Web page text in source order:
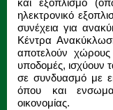
και εξοπλισμό
ηλεκτρονικό
συνέχεια για
Κέντρα
αποτελούν χώρους
υποδομές, ισχύουν
σε συνδυασμό με
όπου και
οικονομίας.